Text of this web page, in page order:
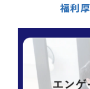
福利